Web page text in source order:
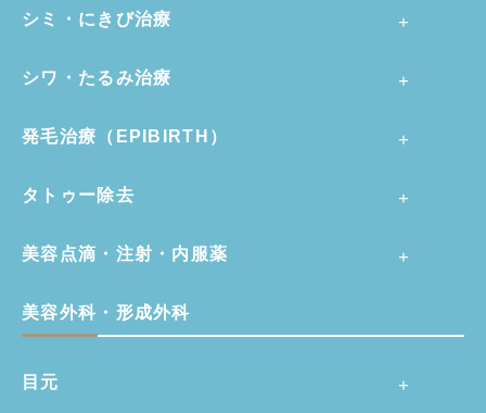
シミ・にきび治療
シワ・たるみ治療
発毛治療（EPIBIRTH）
タトゥー除去
美容点滴・注射・内服薬
美容外科・形成外科
目元